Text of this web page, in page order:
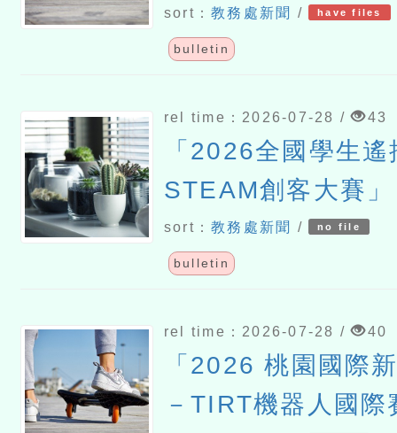
各單位遵守民用航
四周禁止或限制遙
sort：教務處新聞 / have files
bulletin
rel time：2026-07-28 / 43
「2026全國學生
STEAM創客大賽」
sort：教務處新聞 / no file
bulletin
rel time：2026-07-28 / 40
「2026 桃園國際
－TIRT機器人國際